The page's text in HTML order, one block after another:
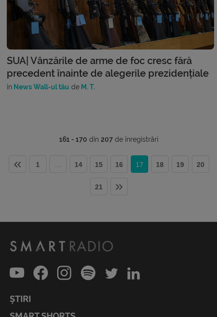
SUA| Vânzările de arme de foc cresc fără
precedent înainte de alegerile prezidențiale
în News Wall-ul tău de M. T.
161 - 170 din 207de înregistrări
1 14 15 16 17 18 19 20
21
ȘTIRI